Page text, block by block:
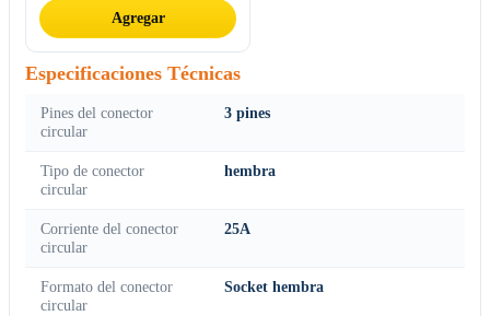
Agregar
Especificaciones Técnicas
Pines del conector
circular
3 pines
Tipo de conector
circular
hembra
Corriente del conector
circular
25A
Formato del conector
circular
Socket hembra